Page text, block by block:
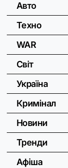
Авто
Техно
WAR
Світ
Україна
Кримінал
Новини
Тренди
Афіша